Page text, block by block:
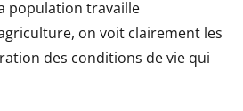
population travaille
on voit clairement les
des conditions de vie qui